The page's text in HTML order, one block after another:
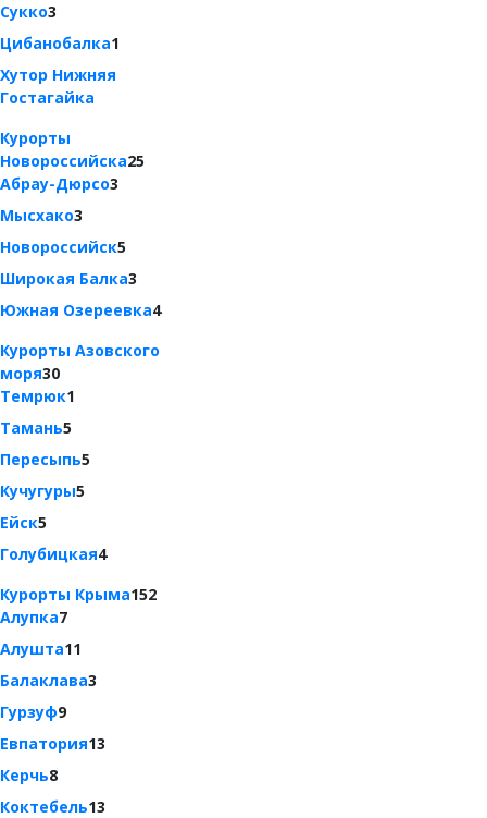
Сукко3
Цибанобалка1
Хутор Нижняя
Гостагайка
Курорты
Новороссийска25
Абрау-Дюрсо3
Мысхако3
Новороссийск5
Широкая Балка3
Южная Озереевка4
Курорты Азовского
моря30
Темрюк1
Тамань5
Пересыпь5
Кучугуры5
Ейск5
Голубицкая4
Курорты Крыма152
Алупка7
Алушта11
Балаклава3
Гурзуф9
Евпатория13
Керчь8
Коктебель13